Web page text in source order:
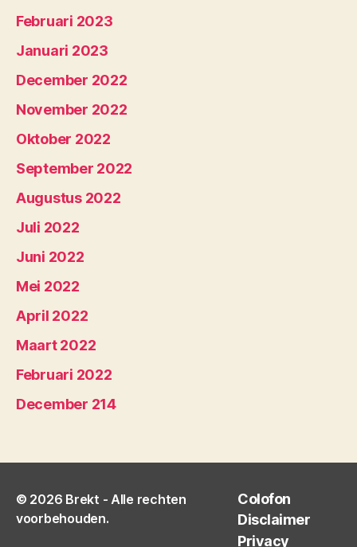
Februari 2023
Januari 2023
December 2022
November 2022
Oktober 2022
September 2022
Augustus 2022
Juli 2022
Juni 2022
Mei 2022
April 2022
Maart 2022
Februari 2022
December 214
© 2026 Brekt - Alle rechten
voorbehouden.
Colofon
Disclaimer
Privacy